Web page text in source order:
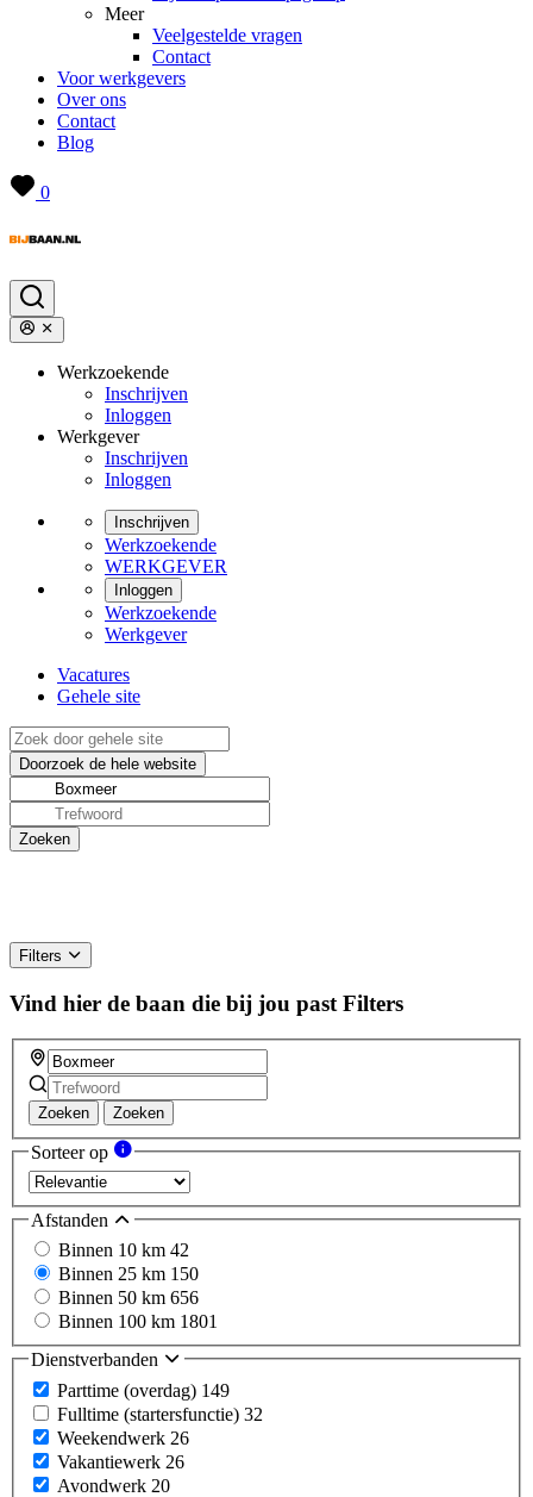
Meer
Veelgestelde vragen
Contact
Voor werkgevers
Over ons
Contact
Blog
0
Werkzoekende
Inschrijven
Inloggen
Werkgever
Inschrijven
Inloggen
Inschrijven
Werkzoekende
WERKGEVER
Inloggen
Werkzoekende
Werkgever
Vacatures
Gehele site
Filters
Vind hier de baan die bij jou past Filters
Zoeken Zoeken
Sorteer op
Afstanden
Binnen 10 km 42
Binnen 25 km 150
Binnen 50 km 656
Binnen 100 km 1801
Dienstverbanden
Parttime (overdag) 149
Fulltime (startersfunctie) 32
Weekendwerk 26
Vakantiewerk 26
Avondwerk 20